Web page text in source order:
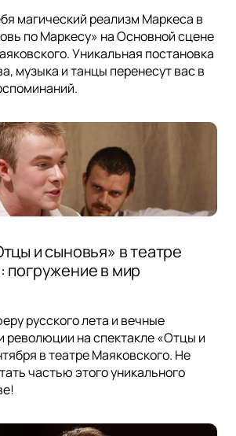
магический реализм Маркеса в
по Маркесу» на Основной сцене
Уникальная постановка
музыка и танцы перенесут вас в
и сыновья» в театре
погружение в мир
русского лета и вечные
революции на спектакле «Отцы и
в театре Маяковского. Не
частью этого уникального